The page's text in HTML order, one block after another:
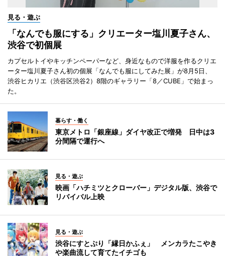
見る・遊ぶ
「なんでも服にする」クリエーター塩川夏子さん、
渋谷で初個展
カプセルトイやキッチンペーパーなど、身近なもので洋服を作るクリエ
ーター塩川夏子さん初の個展「なんでも服にしてみた展」が8月5日、
渋谷ヒカリエ（渋谷区渋谷2）8階のギャラリー「8／CUBE」で始まっ
た。
暮らす・働く
東京メトロ「銀座線」ダイヤ改正で増発 日中は3
分間隔で運行へ
見る・遊ぶ
映画「ハチミツとクローバー」デジタル版、渋谷で
リバイバル上映
見る・遊ぶ
渋谷にすとぷり「縁日かふぇ」 メンカラたこやき
や楽曲流して育てたイチゴも